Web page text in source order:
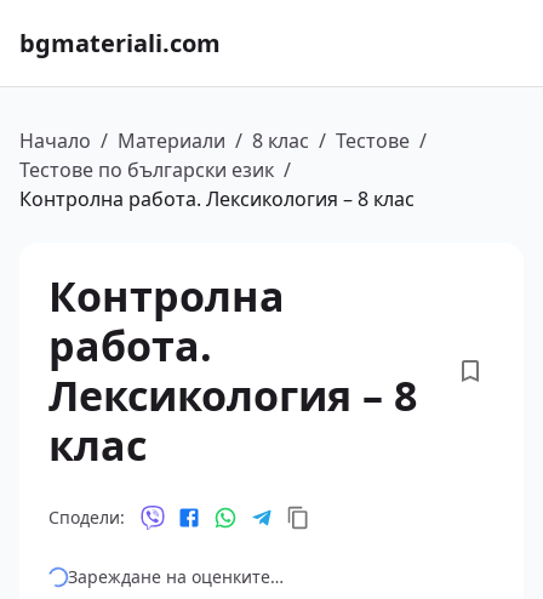
bgmateriali.com
Начало / Материали / 8 клас / Тестове /
Тестове по български език /
Контролна работа. Лексикология – 8 клас
Контролна
работа.
Лексикология – 8
клас
Сподели:
Зареждане на оценките…